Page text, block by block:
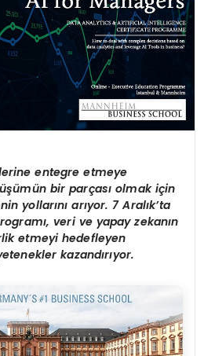
entegre etmeye
bir parçası olmak için
yollarını arıyor. 7 Aralık’ta
veri ve yapay zekanın
etmeyi hedefleyen
kazandırıyor.